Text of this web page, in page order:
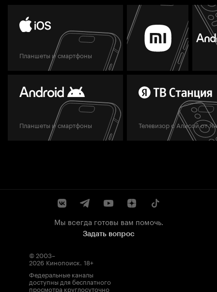
Планшеты и смартфоны
Планшеты и смартфоны Телевизор с Алисой от
Мы всегда готовы вам помочь.
Задать вопрос
© 2003–
2026 Кинопоиск. 18+
Федеральные каналы
доступны для бесплатного
просмотра круглосуточно